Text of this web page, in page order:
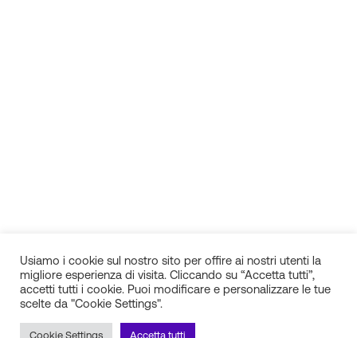
P.IVA 01688940608
Usiamo i cookie sul nostro sito per offire ai nostri utenti la
migliore esperienza di visita. Cliccando su “Accetta tutti”,
accetti tutti i cookie. Puoi modificare e personalizzare le tue
scelte da "Cookie Settings".
Cookie Settings Accetta tutti